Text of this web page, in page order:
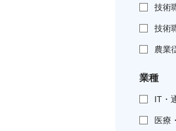
技術
技術
農業
業種
IT・
医療